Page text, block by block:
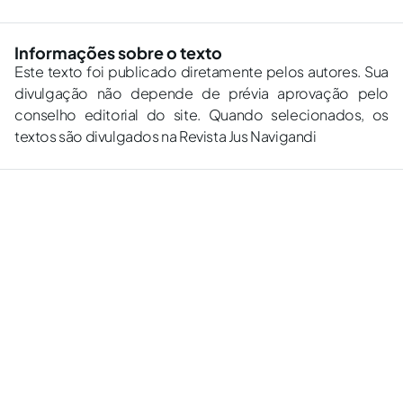
Informações sobre o texto
Este texto foi publicado diretamente pelos autores. Sua
divulgação não depende de prévia aprovação pelo
conselho editorial do site. Quando selecionados, os
textos são divulgados na Revista Jus Navigandi